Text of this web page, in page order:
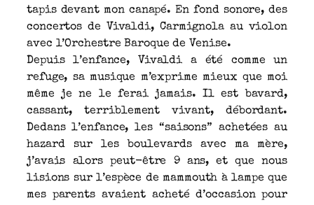
tapis devant mon canapé. En fond sonore, des
concertos de Vivaldi, Carmignola au violon
avec l’Orchestre Baroque de Venise.
Depuis l’enfance, Vivaldi a été comme un
refuge, sa musique m’exprime mieux que moi
même je ne le ferai jamais. Il est bavard,
cassant, terriblement vivant, débordant.
Dedans l’enfance, les “saisons” achetées au
hazard sur les boulevards avec ma mère,
j’avais alors peut-être 9 ans, et que nous
lisions sur l’espèce de mammouth à lampe que
mes parents avaient acheté d’occasion pour